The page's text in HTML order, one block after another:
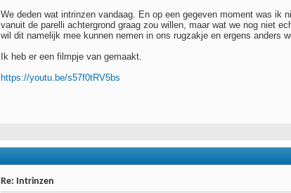
We deden wat intrinzen vandaag. En op een gegeven moment was
vanuit de parelli achtergrond graag zou willen, maar wat we nog niet
wil dit namelijk mee kunnen nemen in ons rugzakje en ergens anders
Ik heb er een filmpje van gemaakt.
https://youtu.be/s57f0tRV5bs
Re: Intrinzen